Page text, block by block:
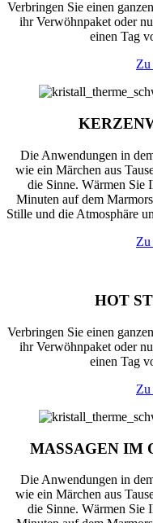
Verbringen Sie einen
ihr Verwöhnpaket oder
einen Tag
Zu
Die Anwendungen in
wie ein Märchen aus
die Sinne. Wärmen Sie
Minuten auf dem
Stille und die Atmosphäre
Zu
HOT
Verbringen Sie einen
ihr Verwöhnpaket oder
einen Tag
Zu
MASSAGEN IM
Die Anwendungen in
wie ein Märchen aus
die Sinne. Wärmen Sie